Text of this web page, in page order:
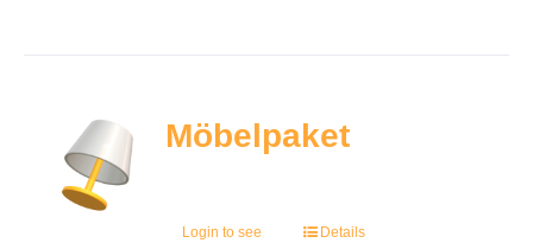
Möbelpaket
Login to see
Details